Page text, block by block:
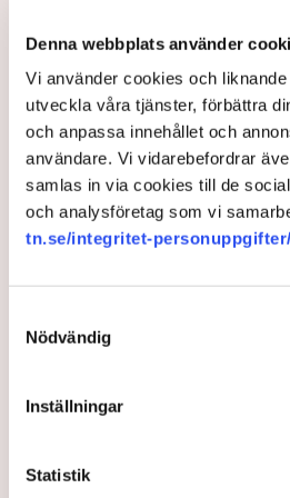
Denna webbplats använder
Vi använder cookies och
utveckla våra tjänster, förbättra
och anpassa innehållet och
användare. Vi vidarebefordrar
samlas in via cookies till de
och analysföretag som vi
tn.se/integritet-personuppgifter/
Nödvändig
Inställningar
Statistik
maskiner –
på helt ny
Näringsliv
AI-sammanfattning
Torvtäkten i Grimsås har
sedan 28 juli.
Polisinspektör Anna-Lena
40 personer misstänks med
Polisen använder drönare
för att dokumentera bevis.